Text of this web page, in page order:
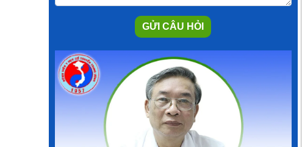
GỬI CÂU HỎI